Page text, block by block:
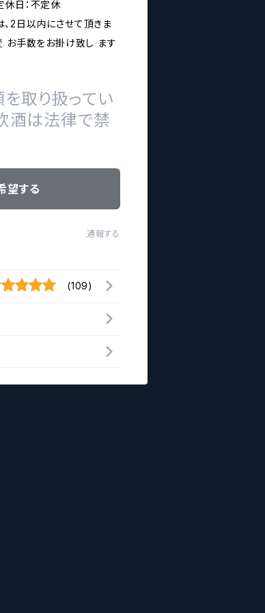
日：不定休
2日以内にさせて頂きま
お手数をお掛け致し ます
取り扱ってい
酒は法律で禁
望する
通報する
(109)